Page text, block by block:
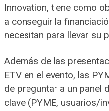
Innovation, tiene como
a conseguir la
necesitan para llevar su
Además de las
ETV en el evento, las
de preguntar a un panel
clave (PYME, usuarios/